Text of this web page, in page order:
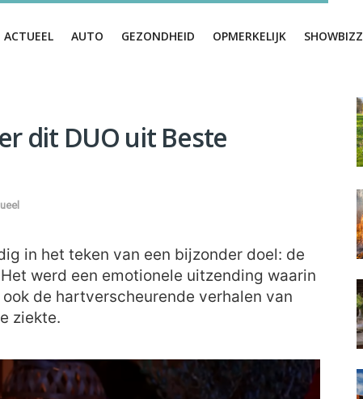
ACTUEEL AUTO GEZONDHEID OPMERKELIJK SHOWBIZZ
dit DUO uit Beste
in het teken van een bijzonder doel: de
werd een emotionele uitzending waarin
de hartverscheurende verhalen van
ziekte.